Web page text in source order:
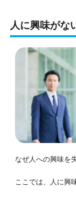
人に興味がな
なぜ人への興味を
ここでは、人に興